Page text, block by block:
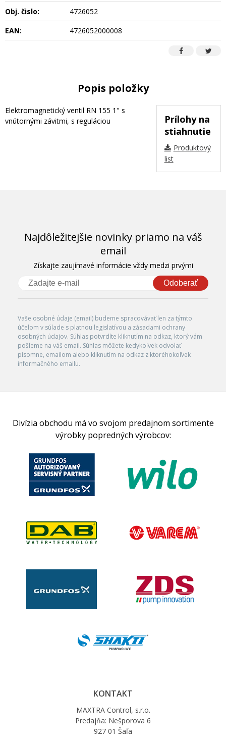
Obj. čislo:
4726052
EAN:
4726052000008
Popis položky
Prílohy na
stiahnutie
Produktový
list
Elektromagnetický ventil RN 155 1" s
vnútornými závitmi, s reguláciou
Najdôležitejšie novinky priamo na váš
email
Získajte zaujímavé informácie vždy medzi prvými
Odoberať
Vaše osobné údaje (email) budeme spracovávať len za týmto
účelom v súlade s platnou legislatívou a zásadami ochrany
osobných údajov. Súhlas potvrdíte kliknutím na odkaz, ktorý vám
pošleme na váš email. Súhlas môžete kedykoľvek odvolať
písomne, emailom alebo kliknutím na odkaz z ktoréhokoľvek
informačného emailu.
Divízia obchodu má vo svojom predajnom sortimente
výrobky popredných výrobcov:
KONTAKT
MAXTRA Control, s.r.o.
Predajňa: Nešporova 6
927 01 Šaľa